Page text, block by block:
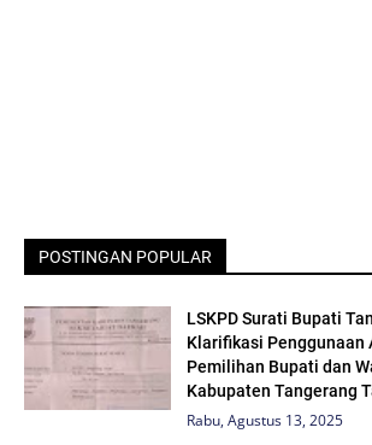
POSTINGAN POPULAR
LSKPD Surati Bupati
Klarifikasi Penggunaan
Pemilihan Bupati dan
Kabupaten Tangerang
Rabu, Agustus 13, 2025